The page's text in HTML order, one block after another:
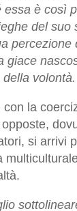
essa è così
del suo
percezione
giace
volontà.
con la
si arrivi